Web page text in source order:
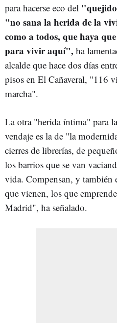
para hacerse eco del
"no sana la herida de la
como a todos, que haya
para vivir aquí", ha
alcalde que hace dos días
pisos en El Cañaveral, "116
marcha".
La otra "herida íntima" para
vendaje es la de "la
cierres de librerías, de
los barrios que se van
vida. Compensan, y también
que vienen, los que
Madrid", ha señalado.